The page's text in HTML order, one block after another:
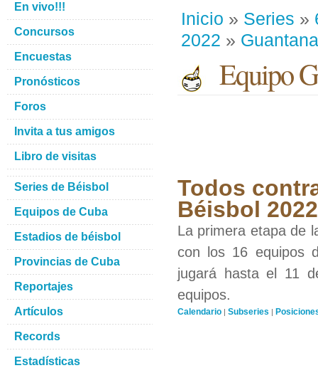
Inicio » Series »
2022 »
Equipo
Todos
Béisbol 2022
La primera etapa de
con los 16 equipos
jugará hasta el 11
equipos.
Calendario | Subseries |
En vivo!!!
Concursos
Encuestas
Pronósticos
Foros
Invita a tus amigos
Libro de visitas
Series de Béisbol
Equipos de Cuba
Estadios de béisbol
Provincias de Cuba
Reportajes
Artículos
Records
Estadísticas